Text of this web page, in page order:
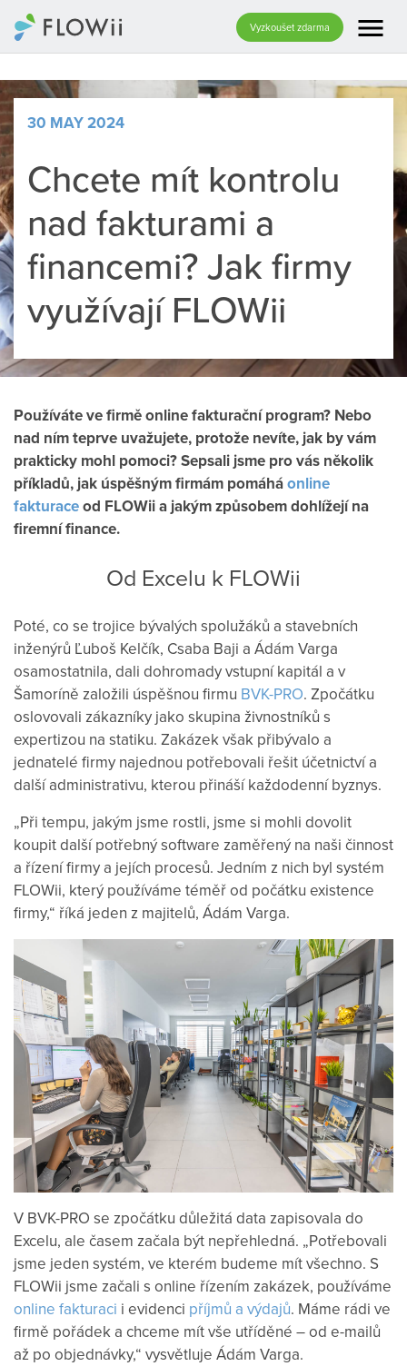
Vyzkoušet zdarma menu
30 MAY 2024
Chcete mít kontrolu
nad fakturami a
financemi? Jak firmy
využívají FLOWii
Používáte ve firmě online fakturační program? Nebo
nad ním teprve uvažujete, protože nevíte, jak by vám
prakticky mohl pomoci? Sepsali jsme pro vás několik
příkladů, jak úspěšným firmám pomáháonline
fakturaceod FLOWii a jakým způsobem dohlížejí na
firemní finance.
Od Excelu k FLOWii
Poté, co se trojice bývalých spolužáků a stavebních
inženýrů Ľuboš Kelčík, Csaba Baji a Ádám Varga
osamostatnila, dali dohromady vstupní kapitál a v
Šamoríně založili úspěšnou firmu BVK-PRO. Zpočátku
oslovovali zákazníky jako skupina živnostníků s
expertizou na statiku. Zakázek však přibývalo a
jednatelé firmy najednou potřebovali řešit účetnictví a
další administrativu, kterou přináší každodenní byznys.
„Při tempu, jakým jsme rostli, jsme si mohli dovolit
koupit další potřebný software zaměřený na naši činnost
a řízení firmy a jejích procesů. Jedním z nich byl systém
FLOWii, který používáme téměř od počátku existence
firmy,“ říká jeden z majitelů, Ádám Varga.
V BVK-PRO se zpočátku důležitá data zapisovala do
Excelu, ale časem začala být nepřehledná. „Potřebovali
jsme jeden systém, ve kterém budeme mít všechno. S
FLOWii jsme začali s online řízením zakázek, používáme
online fakturaci i evidenci příjmů a výdajů. Máme rádi ve
firmě pořádek a chceme mít vše utříděné – od e-mailů
až po objednávky,“ vysvětluje Ádám Varga.